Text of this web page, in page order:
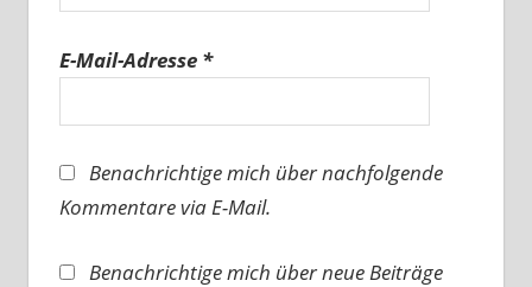
E-Mail-Adresse *
Benachrichtige mich über nachfolgende
Kommentare via E-Mail.
Benachrichtige mich über neue Beiträge